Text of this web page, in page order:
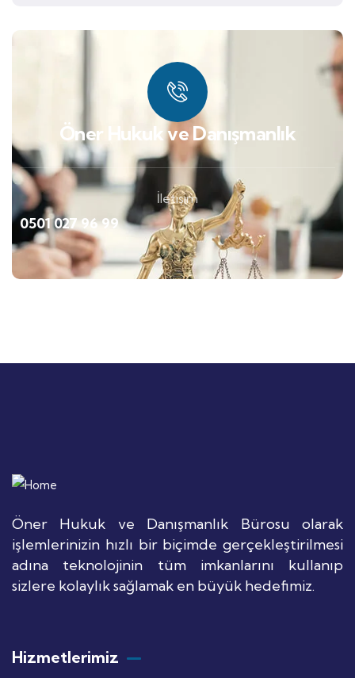
Öner Hukuk ve Danışmanlık
İletişim
0501 027 96 99
Öner Hukuk ve Danışmanlık Bürosu olarak
işlemlerinizin hızlı bir biçimde gerçekleştirilmesi
adına teknolojinin tüm imkanlarını kullanıp
sizlere kolaylık sağlamak en büyük hedefimiz.
Hizmetlerimiz